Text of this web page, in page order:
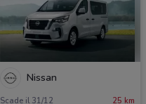
Nissan
Scade il 31/12 25 km